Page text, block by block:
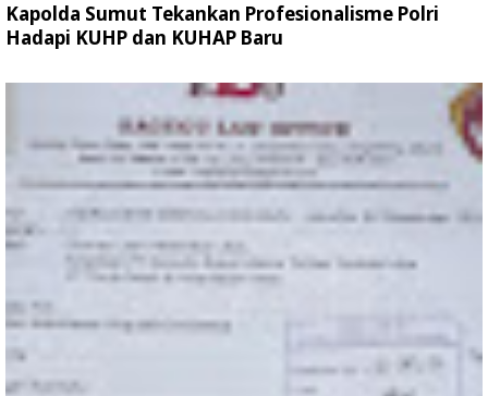
Kapolda Sumut Tekankan Profesionalisme Polri
Hadapi KUHP dan KUHAP Baru